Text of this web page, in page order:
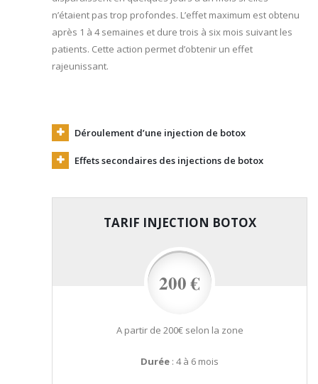
n’étaient pas trop profondes. L’effet maximum est obtenu
après 1 à 4 semaines et dure trois à six mois suivant les
patients. Cette action permet d’obtenir un effet
rajeunissant.
Déroulement d’une injection de botox
Effets secondaires des injections de botox
TARIF INJECTION BOTOX
200 €
A partir de 200€ selon la zone
Durée : 4 à 6 mois